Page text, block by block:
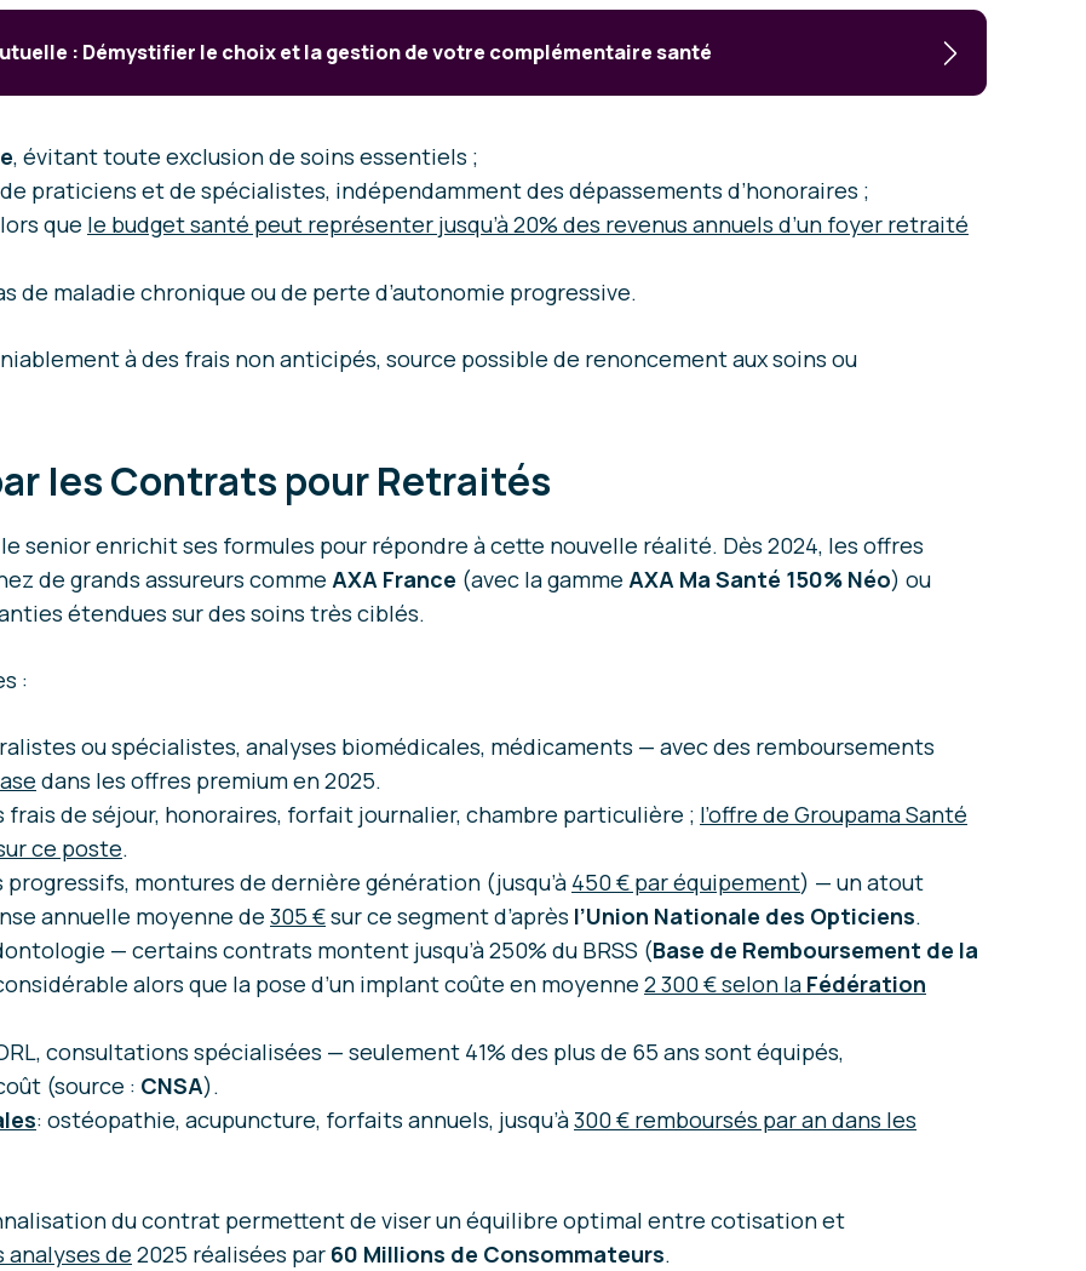
: Démystifier le choix et la gestion de votre complémentaire santé
, évitant toute exclusion de soins essentiels ;
praticiens et de spécialistes, indépendamment des dépassements d’honoraires ;
que le budget santé peut représenter jusqu’à 20% des revenus annuels d’un foyer retraité
de maladie chronique ou de perte d’autonomie progressive.
à des frais non anticipés, source possible de renoncement aux soins ou
les Contrats pour Retraités
senior enrichit ses formules pour répondre à cette nouvelle réalité. Dès 2024, les offres
de grands assureurs comme AXA France (avec la gamme AXA Ma Santé 150% Néo) ou
étendues sur des soins très ciblés.
:
ou spécialistes, analyses biomédicales, médicaments — avec des remboursements
dans les offres premium en 2025.
frais de séjour, honoraires, forfait journalier, chambre particulière ; l’offre de Groupama Santé
ce poste.
montures de dernière génération (jusqu’à 450 € par équipement) — un atout
annuelle moyenne de 305 €sur ce segment d’après l’Union Nationale des Opticiens.
— certains contrats montent jusqu’à 250% du BRSS (Base de Remboursement de la
alors que la pose d’un implant coûte en moyenne 2 300 € selon la Fédération
consultations spécialisées — seulement 41% des plus de 65 ans sont équipés,
(source : CNSA).
: ostéopathie, acupuncture, forfaits annuels, jusqu’à300 € remboursés par an dans les
du contrat permettent de viser un équilibre optimal entre cotisation et
analyses de 2025 réalisées par 60 Millions de Consommateurs.